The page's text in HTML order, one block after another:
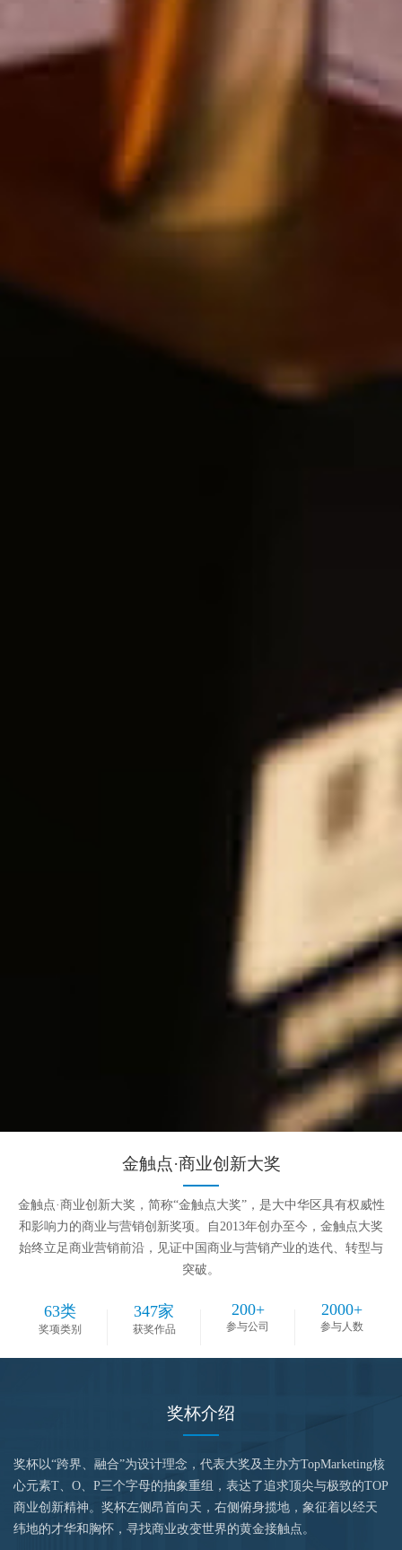
金触点·商业创新大奖
金触点·商业创新大奖，简称“金触点大奖”，是大中华区具有权威性
和影响力的商业与营销创新奖项。自2013年创办至今，金触点大奖
始终立足商业营销前沿，见证中国商业与营销产业的迭代、转型与
突破。
63类
奖项类别
347家
获奖作品
200+
参与公司
2000+
参与人数
奖杯介绍
奖杯以“跨界、融合”为设计理念，代表大奖及主办方TopMarketing核
心元素T、O、P三个字母的抽象重组，表达了追求顶尖与极致的TOP
商业创新精神。奖杯左侧昂首向天，右侧俯身揽地，象征着以经天
纬地的才华和胸怀，寻找商业改变世界的黄金接触点。